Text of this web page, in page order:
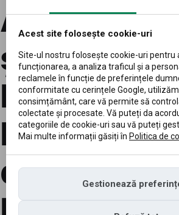
Au lucrat
șantiere în
Norvegia.
Instanța a
dezvăluit
Acest site folosește cookie-uri
Site-ul nostru folosește cookie-uri pentru
funcționarea, a analiza traficul și a
reclamele în funcție de preferințele
conformitate cu cerințele Google,
consimțământ, care vă permite să
colectate și procesate. Vă puteți da
categoriile de cookie-uri sau vă puteți
Mai multe informații găsiți în Politica de
Gestionează